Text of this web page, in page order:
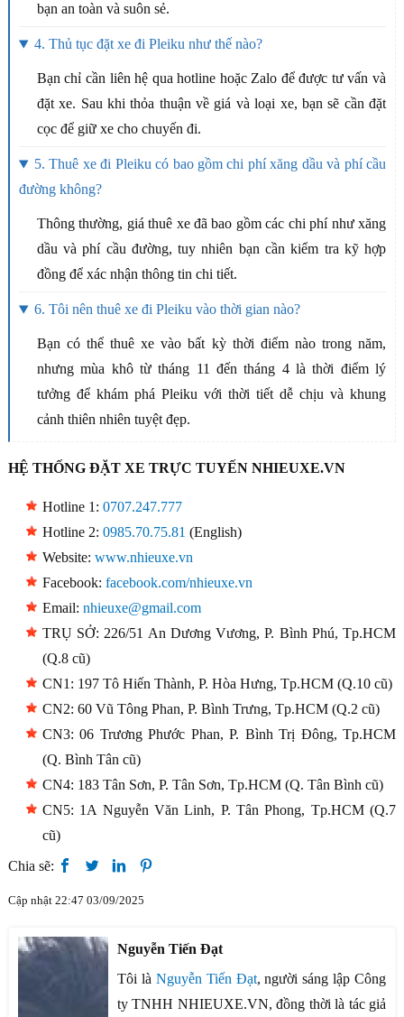
bạn an toàn và suôn sẻ.
4. Thủ tục đặt xe đi Pleiku như thế nào?
Bạn chỉ cần liên hệ qua hotline hoặc Zalo để được tư vấn và
đặt xe. Sau khi thỏa thuận về giá và loại xe, bạn sẽ cần đặt
cọc để giữ xe cho chuyến đi.
5. Thuê xe đi Pleiku có bao gồm chi phí xăng dầu và phí cầu
đường không?
Thông thường, giá thuê xe đã bao gồm các chi phí như xăng
dầu và phí cầu đường, tuy nhiên bạn cần kiểm tra kỹ hợp
đồng để xác nhận thông tin chi tiết.
6. Tôi nên thuê xe đi Pleiku vào thời gian nào?
Bạn có thể thuê xe vào bất kỳ thời điểm nào trong năm,
nhưng mùa khô từ tháng 11 đến tháng 4 là thời điểm lý
tưởng để khám phá Pleiku với thời tiết dễ chịu và khung
cảnh thiên nhiên tuyệt đẹp.
HỆ THỐNG ĐẶT XE TRỰC TUYẾN NHIEUXE.VN
Hotline 1: 0707.247.777
Hotline 2: 0985.70.75.81 (English)
Website: www.nhieuxe.vn
Facebook: facebook.com/nhieuxe.vn
Email: nhieuxe@gmail.com
TRỤ SỞ: 226/51 An Dương Vương, P. Bình Phú, Tp.HCM
(Q.8 cũ)
CN1: 197 Tô Hiến Thành, P. Hòa Hưng, Tp.HCM (Q.10 cũ)
CN2: 60 Vũ Tông Phan, P. Bình Trưng, Tp.HCM (Q.2 cũ)
CN3: 06 Trương Phước Phan, P. Bình Trị Đông, Tp.HCM
(Q. Bình Tân cũ)
CN4: 183 Tân Sơn, P. Tân Sơn, Tp.HCM (Q. Tân Bình cũ)
CN5: 1A Nguyễn Văn Linh, P. Tân Phong, Tp.HCM (Q.7
cũ)
Chia sẽ:
Cập nhật 22:47 03/09/2025
Nguyễn Tiến Đạt
Tôi là Nguyễn Tiến Đạt, người sáng lập Công
ty TNHH NHIEUXE.VN, đồng thời là tác giả